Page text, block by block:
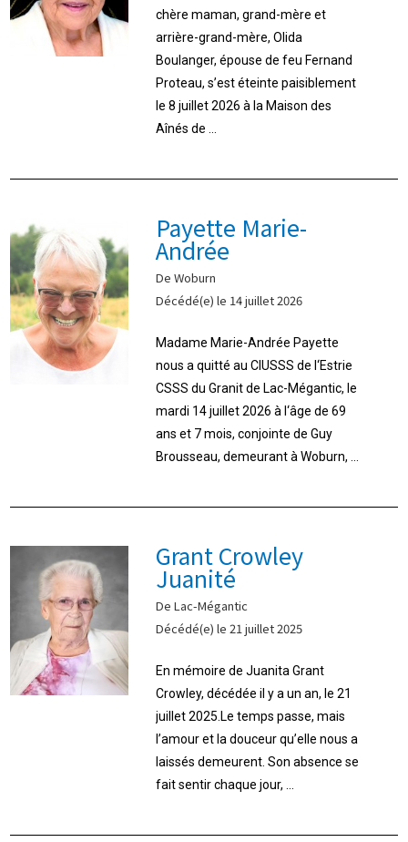
chère maman, grand-mère et
arrière-grand-mère, Olida
Boulanger, épouse de feu Fernand
Proteau, s’est éteinte paisiblement
le 8 juillet 2026 à la Maison des
Aînés de ...
Payette Marie-
Andrée
De Woburn
Décédé(e) le 14 juillet 2026
Madame Marie-Andrée Payette
nous a quitté au CIUSSS de l‘Estrie
CSSS du Granit de Lac-Mégantic, le
mardi 14 juillet 2026 à l‘âge de 69
ans et 7 mois, conjointe de Guy
Brousseau, demeurant à Woburn, ...
Grant Crowley
Juanité
De Lac-Mégantic
Décédé(e) le 21 juillet 2025
En mémoire de Juanita Grant
Crowley, décédée il y a un an, le 21
juillet 2025.Le temps passe, mais
l’amour et la douceur qu’elle nous a
laissés demeurent. Son absence se
fait sentir chaque jour, ...